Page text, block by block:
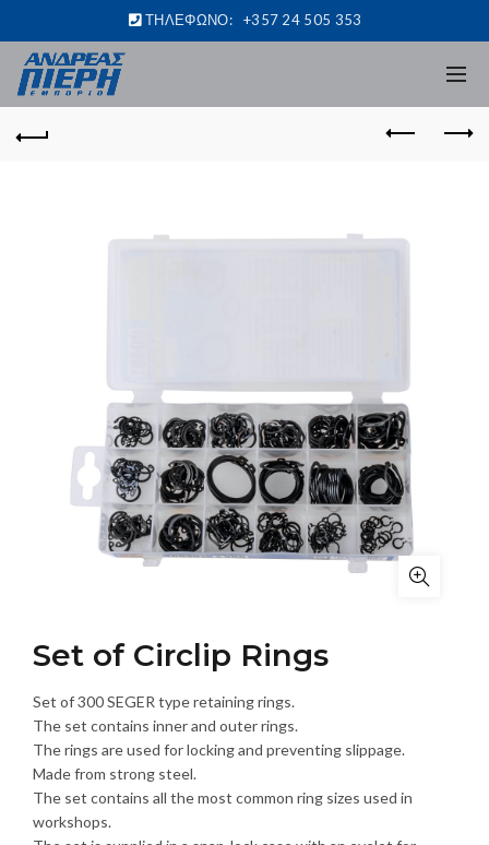
ΤΗΛΕΦΩΝΟ: +357 24 505 353
Set of Circlip Rings
Set of 300 SEGER type retaining rings.
The set contains inner and outer rings.
The rings are used for locking and preventing slippage.
Made from strong steel.
The set contains all the most common ring sizes used in
workshops.